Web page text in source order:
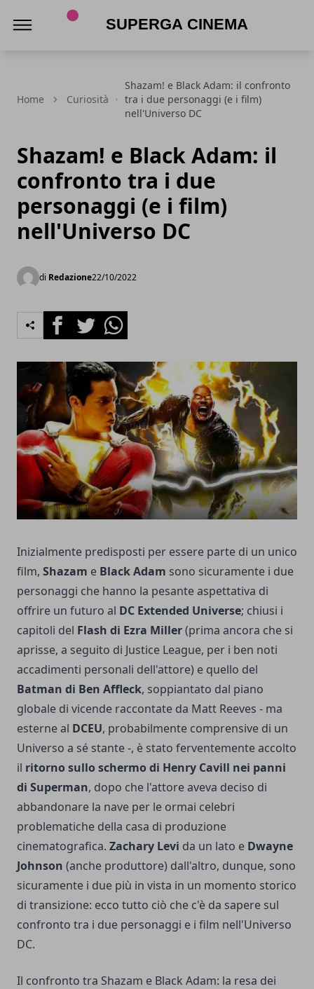
Home Curiosità
Shazam! e Black Adam: il confronto
tra i due personaggi (e i film)
nell'Universo DC
Shazam! e Black Adam: il
confronto tra i due
personaggi (e i film)
nell'Universo DC
di Redazione22/10/2022
FacebookTwitterWhatsapp
Inizialmente predisposti per essere parte di un unico
film, Shazam e Black Adam sono sicuramente i due
personaggi che hanno la pesante aspettativa di
offrire un futuro al DC Extended Universe; chiusi i
capitoli del Flash di Ezra Miller(prima ancora che si
aprisse, a seguito di Justice League, per i ben noti
accadimenti personali dell'attore) e quello del
Batman di Ben Affleck, soppiantato dal piano
globale di vicende raccontate da Matt Reeves - ma
esterne al DCEU, probabilmente comprensive di un
Universo a sé stante -, è stato ferventemente accolto
il ritorno sullo schermo di Henry Cavill nei panni
di Superman, dopo che l'attore aveva deciso di
abbandonare la nave per le ormai celebri
problematiche della casa di produzione
cinematografica. Zachary Levi da un lato e Dwayne
Johnson (anche produttore) dall'altro, dunque, sono
sicuramente i due più in vista in un momento storico
di transizione: ecco tutto ciò che c'è da sapere sul
confronto tra i due personaggi e i film nell'Universo
DC.
Il confronto tra Shazam e Black Adam: la resa dei